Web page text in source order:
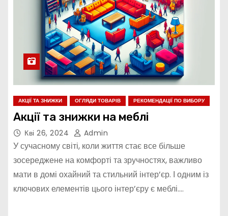
АКЦІЇ ТА ЗНИЖКИ ОГЛЯДИ ТОВАРІВ РЕКОМЕНДАЦІЇ ПО ВИБОРУ
Акції та знижки на меблі
Кві 26, 2024 Admin
У сучасному світі, коли життя стає все більше
зосереджене на комфорті та зручностях, важливо
мати в домі охайний та стильний інтер’єр. І одним із
ключових елементів цього інтер’єру є меблі.…